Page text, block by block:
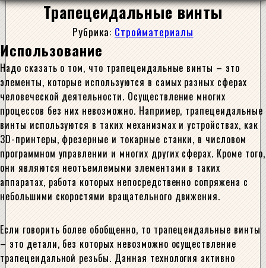
Трапецеидальные винты
Рубрика: Стройматериалы
Использование
Надо сказать о том, что трапецеидальные винты – это
элементы, которые используются в самых разных сферах
человеческой деятельности. Осуществление многих
процессов без них невозможно. Например, трапецеидальные
винты используются в таких механизмах и устройствах, как
3D-принтеры, фрезерные и токарные станки, в числовом
программном управлении и многих других сферах. Кроме того,
они являются неотъемлемыми элементами в таких
аппаратах, работа которых непосредственно сопряжена с
небольшими скоростями вращательного движения.
Если говорить более обобщенно, то трапецеидальные винты
– это детали, без которых невозможно осуществление
трапецеидальной резьбы. Данная технология активно